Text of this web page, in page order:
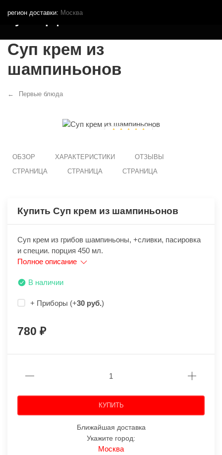
регион доставки: Москва
Кутья.рф
Суп крем из
шампиньонов
Первые блюда
ОБЗОР ХАРАКТЕРИСТИКИ
ОТЗЫВЫ
СТРАНИЦА
СТРАНИЦА СТРАНИЦА
Купить Суп крем из шампиньонов
Суп крем из грибов шампиньоны, +сливки, пасировка
и специи. порция 450 мл.
Полное описание
В наличии
+ Приборы (+30 руб.)
780
КУПИТЬ
Ближайшая доставка
Укажите город:
Москва